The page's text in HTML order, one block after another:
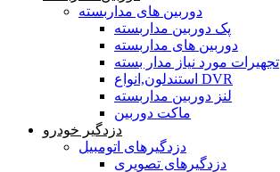
دوربین های مداربسته
پک دوربین مداربسته
دوربین های مداربسته
تجهیرات مورد نیاز مدار بسته
استندلون,انواع DVR
لنز دوربین مداربسته
ماکت دوربین
دزدگیر خودرو
دزدگیرهای اتومبیل
دزدگیرهای تصویری